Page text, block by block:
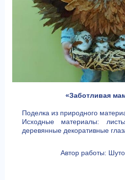
«Заботливая
Поделка из природного
Исходные материалы:
деревянные декоративные
Автор работы: